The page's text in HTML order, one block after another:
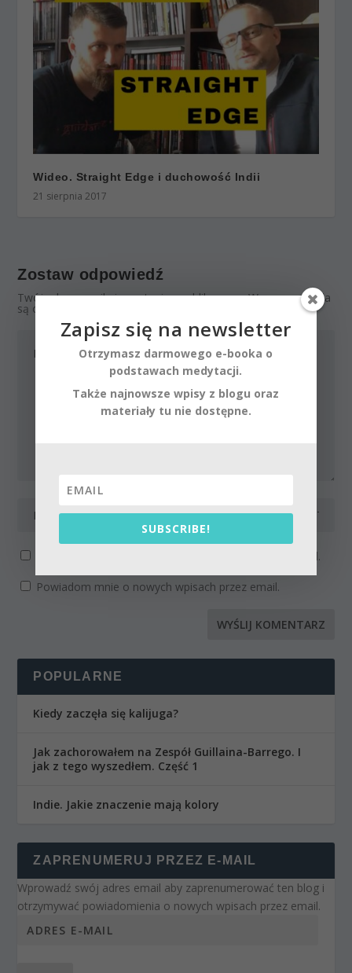
Wideo. Straight Edge i duchowość Indii
21 sierpnia 2017
Zostaw odpowiedź
Twój adres email nie zostanie opublikowany. Wymagane pola
są oznaczone
Powiadom mnie o kolejnych komentarzach przez email.
Powiadom mnie o nowych wpisach przez email.
POPULARNE
Kiedy zaczęła się kalijuga?
Jak zachorowałem na Zespół Guillaina-Barrego. I
jak z tego wyszedłem. Część 1
Indie. Jakie znaczenie mają kolory
ZAPRENUMERUJ PRZEZ E-MAIL
Wprowadź swój adres email aby zaprenumerować ten blog i
otrzymywać powiadomienia o nowych wpisach przez email.
Zapisz się na newsletter
Otrzymasz darmowego e-booka o
podstawach medytacji.
Także najnowsze wpisy z blogu oraz
materiały tu nie dostępne.
SUBSCRIBE!